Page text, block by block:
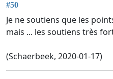
#50
Je ne soutiens que les
mais ... les soutiens très
(Schaerbeek, 2020-01-17)